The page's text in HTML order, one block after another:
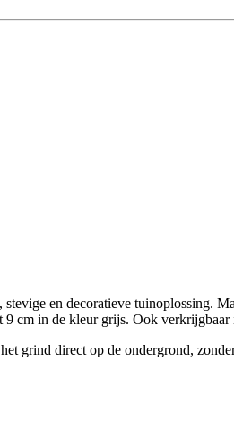
en decoratieve tuinoplossing.
cm in de kleur grijs. Ook verkrijgbaar
grind direct op de ondergrond,